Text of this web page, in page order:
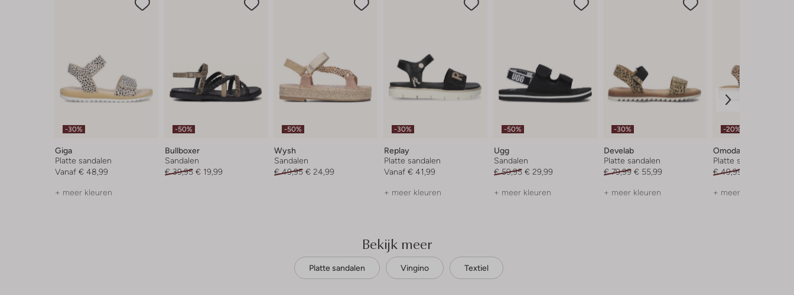
-30%
Giga
Platte sandalen
Vanaf € 48,99
+ meer kleuren
-50%
Bullboxer
Sandalen
€ 39,95 € 19,99
-50%
Wysh
Sandalen
€ 49,95 € 24,99
-30%
Replay
Platte sandalen
Vanaf € 41,99
+ meer kleuren
-50%
Ugg
Sandalen
€ 59,95 € 29,99
+ meer kleuren
-30%
Develab
Platte sandalen
€ 79,99 € 55,99
+ meer kleuren
-20%
Omoda
Platte sandalen
€ 49,99
+ meer kleuren
Bekijk meer
Platte sandalen Vingino Textiel